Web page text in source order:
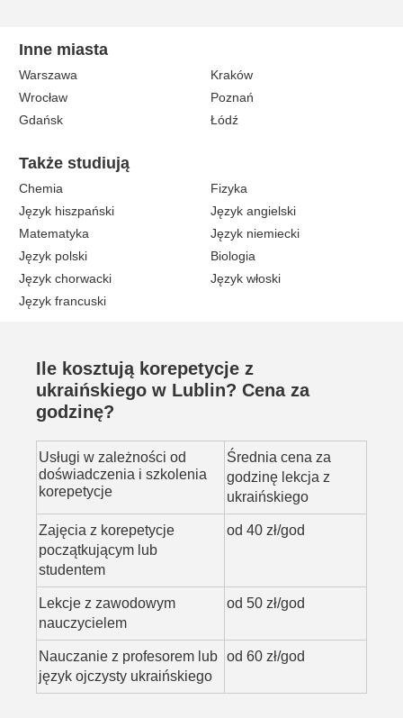
Inne miasta
Warszawa
Kraków
Wrocław
Poznań
Gdańsk
Łódź
Także studiują
Chemia
Fizyka
Język hiszpański
Język angielski
Matematyka
Język niemiecki
Język polski
Biologia
Język chorwacki
Język włoski
Język francuski
Ile kosztują korepetycje z
ukraińskiego w Lublin? Cena za
godzinę?
Usługi w zależności od
doświadczenia i szkolenia
korepetycje
Średnia cena za
godzinę lekcja z
ukraińskiego
Zajęcia z korepetycje
początkującym lub
studentem
od 40 zł/god
Lekcje z zawodowym
nauczycielem
od 50 zł/god
Nauczanie z profesorem lub
język ojczysty ukraińskiego
od 60 zł/god